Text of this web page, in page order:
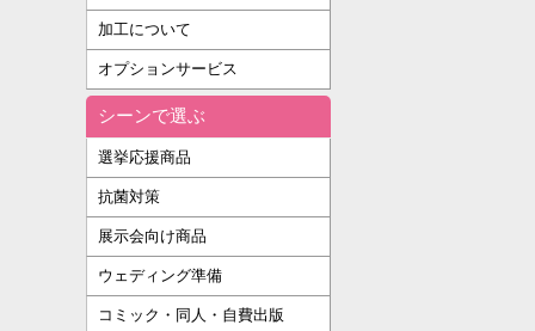
加工について
オプションサービス
シーンで選ぶ
選挙応援商品
抗菌対策
展示会向け商品
ウェディング準備
コミック・同人・自費出版